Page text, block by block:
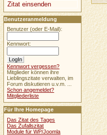
Zitat einsenden
Benutzeranmeldung
Benutzer (oder E-Mail):
Kennwort:
Kennwort vergessen?
Mitglieder können ihre
Lieblingszitate verwalten, im
Forum diskutieren u.v.m. ...
Schon angemeldet?
Mitgliederliste
Für Ihre Homepage
Das Zitat des Tages
Das Zufallszitat
Module für WP/Joomla